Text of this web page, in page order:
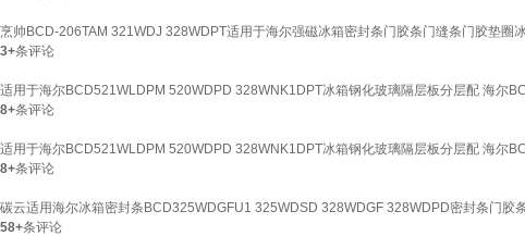
烹帅BCD-206TAM 321WDJ 328WDPT适用于海尔强磁冰箱密封条门胶条门缝条门胶垫圈
3+条评论
适用于海尔BCD521WLDPM 520WDPD 328WNK1DPT冰箱钢化玻璃隔层板分层配 海尔
8+条评论
适用于海尔BCD521WLDPM 520WDPD 328WNK1DPT冰箱钢化玻璃隔层板分层配 海尔
8+条评论
碳云适用海尔冰箱密封条BCD325WDGFU1 325WDSD 328WDGF 328WDPD密封条门胶
58+条评论